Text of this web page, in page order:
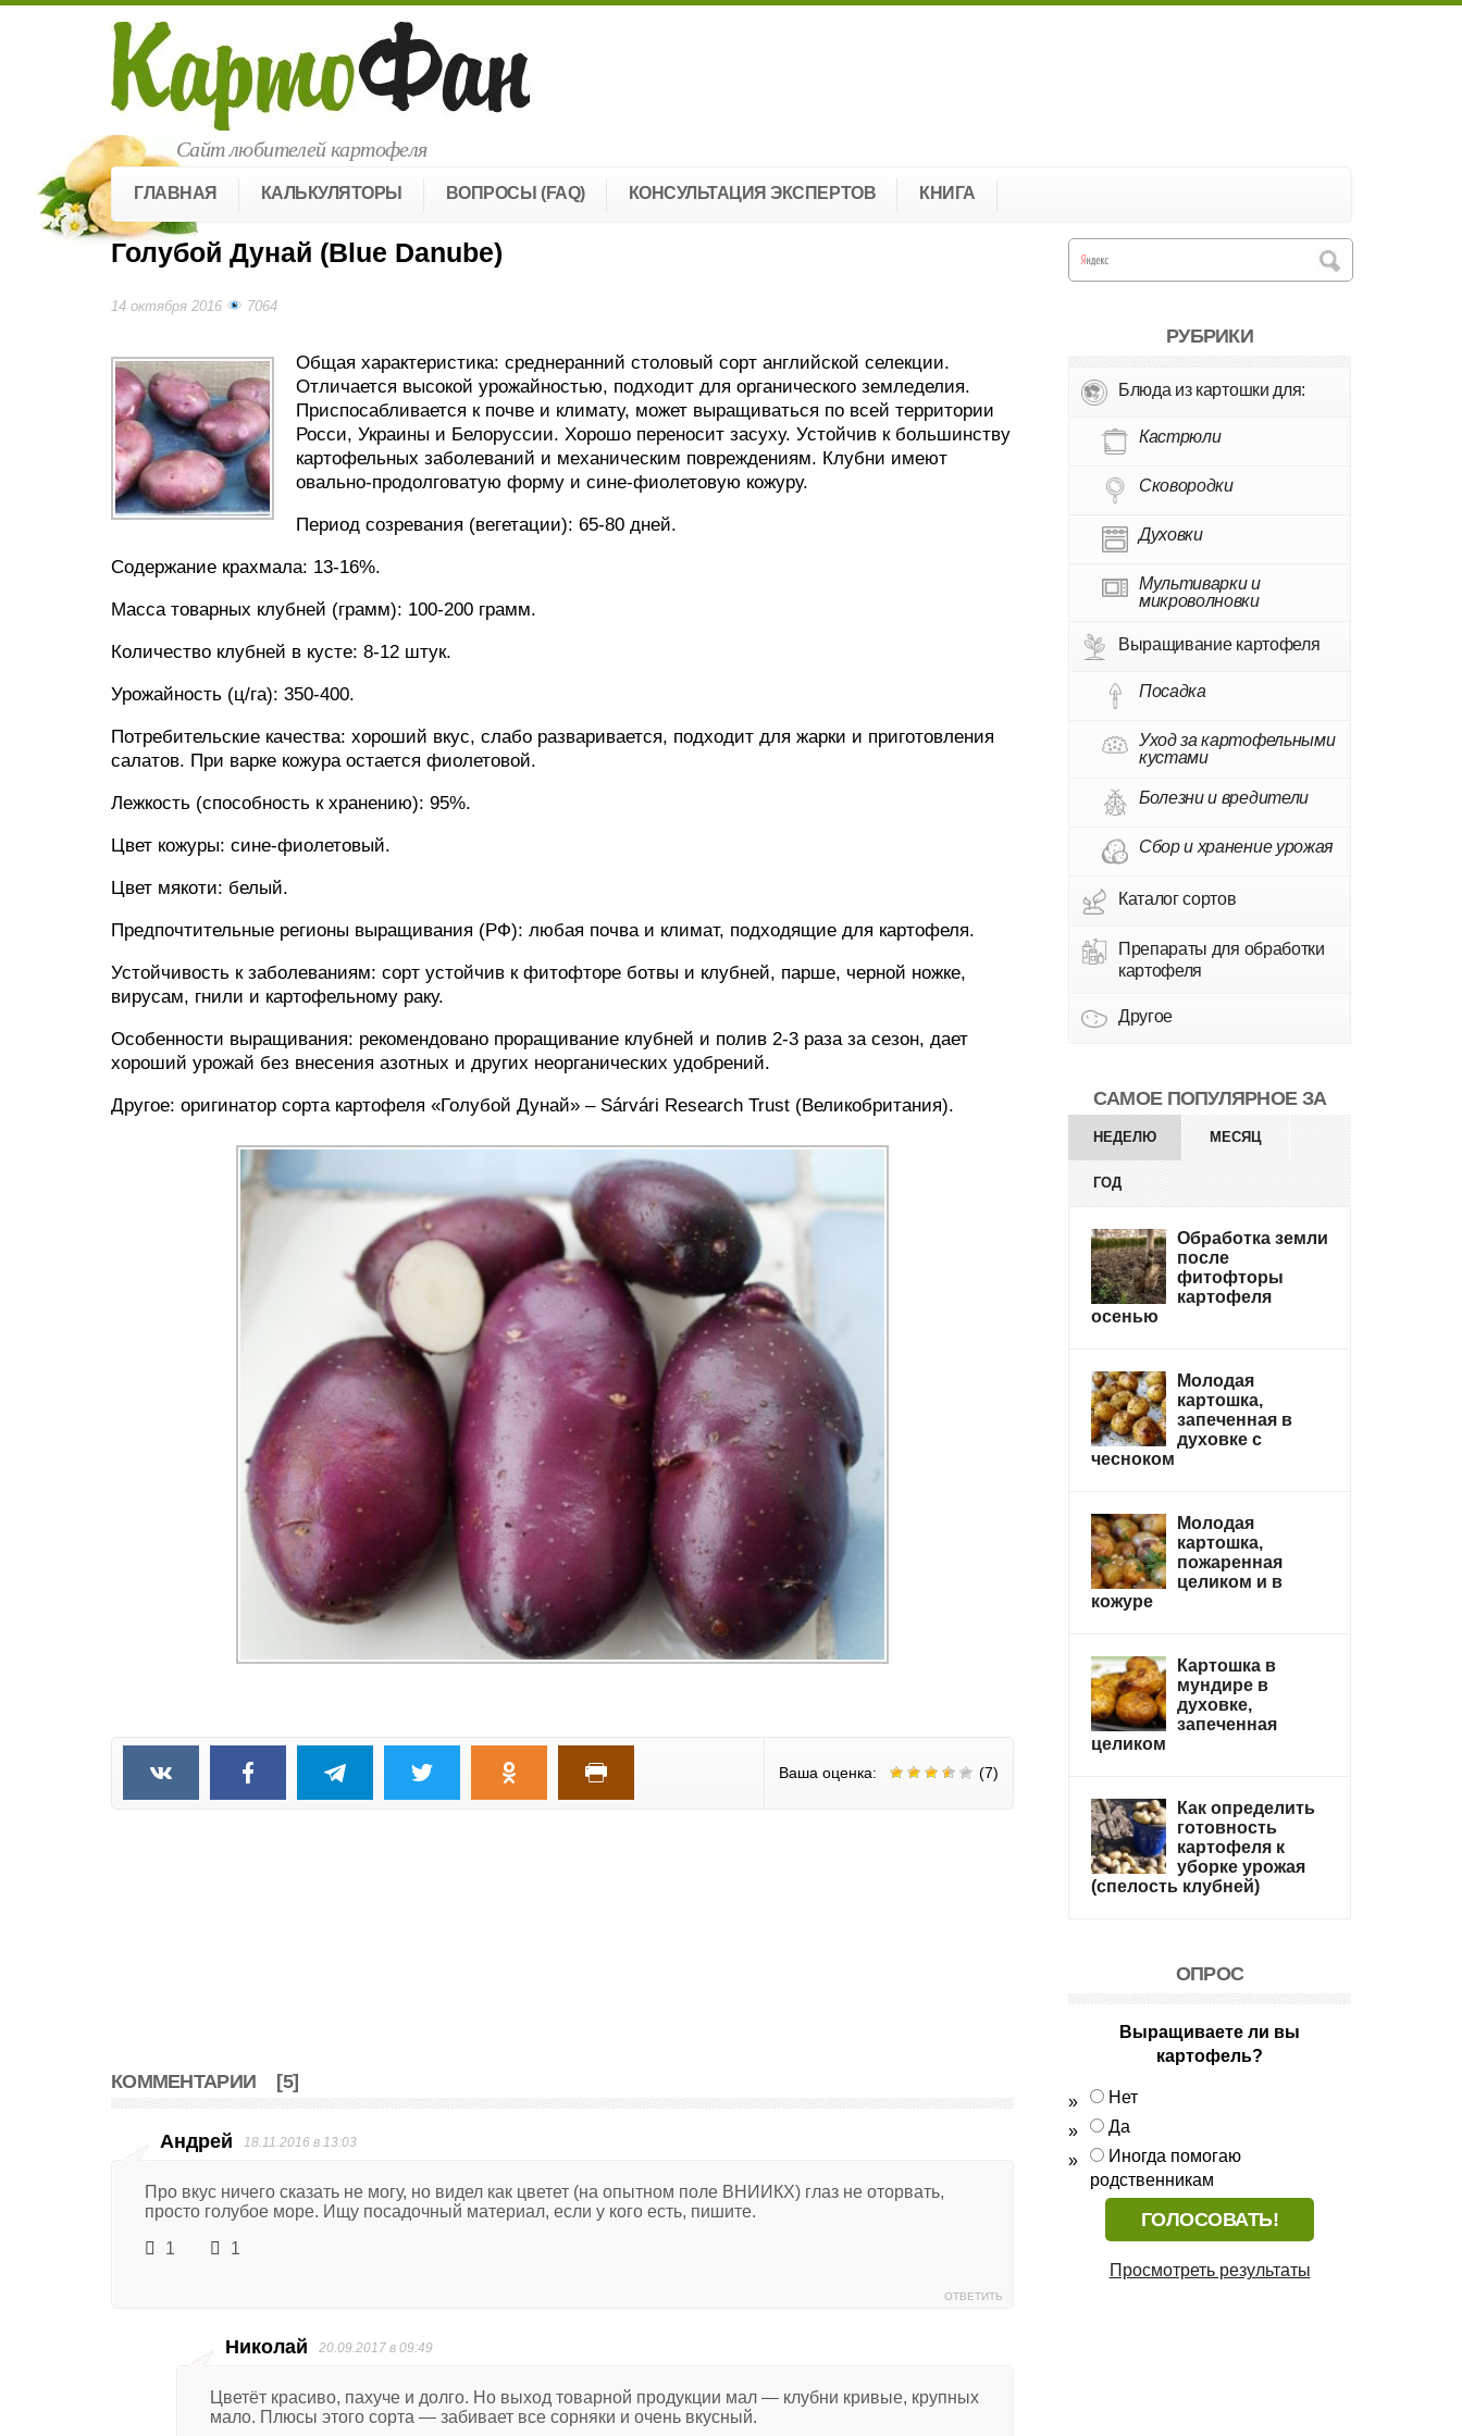
Сайт любителей картофеля
ГЛАВНАЯ КАЛЬКУЛЯТОРЫ ВОПРОСЫ (FAQ) КОНСУЛЬТАЦИЯ ЭКСПЕРТОВ КНИГА
Голубой Дунай (Blue Danube)
14 октября 2016 7064
Общая характеристика: среднеранний столовый сорт английской селекции.
Отличается высокой урожайностью, подходит для органического земледелия.
Приспосабливается к почве и климату, может выращиваться по всей территории
Росси, Украины и Белоруссии. Хорошо переносит засуху. Устойчив к большинству
картофельных заболеваний и механическим повреждениям. Клубни имеют
овально-продолговатую форму и сине-фиолетовую кожуру.
Период созревания (вегетации): 65-80 дней.
Содержание крахмала: 13-16%.
Масса товарных клубней (грамм): 100-200 грамм.
Количество клубней в кусте: 8-12 штук.
Урожайность (ц/га): 350-400.
Потребительские качества: хороший вкус, слабо разваривается, подходит для жарки и приготовления
салатов. При варке кожура остается фиолетовой.
Лежкость (способность к хранению): 95%.
Цвет кожуры: сине-фиолетовый.
Цвет мякоти: белый.
Предпочтительные регионы выращивания (РФ): любая почва и климат, подходящие для картофеля.
Устойчивость к заболеваниям: сорт устойчив к фитофторе ботвы и клубней, парше, черной ножке,
вирусам, гнили и картофельному раку.
Особенности выращивания: рекомендовано проращивание клубней и полив 2-3 раза за сезон, дает
хороший урожай без внесения азотных и других неорганических удобрений.
Другое: оригинатор сорта картофеля «Голубой Дунай» – Sárvári Research Trust (Великобритания).
Ваша оценка: (7)
КОММЕНТАРИИ [5]
Андрей 18.11.2016 в 13:03
Про вкус ничего сказать не могу, но видел как цветет (на опытном поле ВНИИКХ) глаз не оторвать,
просто голубое море. Ищу посадочный материал, если у кого есть, пишите.
1
1
ОТВЕТИТЬ
Николай 20.09.2017 в 09:49
Цветёт красиво, пахуче и долго. Но выход товарной продукции мал — клубни кривые, крупных
мало. Плюсы этого сорта — забивает все сорняки и очень вкусный.
РУБРИКИ
Блюда из картошки для:
Кастрюли
Сковородки
Духовки
Мультиварки и
микроволновки
Выращивание картофеля
Посадка
Уход за картофельными
кустами
Болезни и вредители
Сбор и хранение урожая
Каталог сортов
Препараты для обработки
картофеля
Другое
САМОЕ ПОПУЛЯРНОЕ ЗА
НЕДЕЛЮ МЕСЯЦ
ГОД
Обработка земли
после
фитофторы
картофеля
осенью
Молодая
картошка,
запеченная в
духовке с
чесноком
Молодая
картошка,
пожаренная
целиком и в
кожуре
Картошка в
мундире в
духовке,
запеченная
целиком
Как определить
готовность
картофеля к
уборке урожая
(спелость клубней)
ОПРОС
Выращиваете ли вы
картофель?
Нет
Да
Иногда помогаю
родственникам
Просмотреть результаты